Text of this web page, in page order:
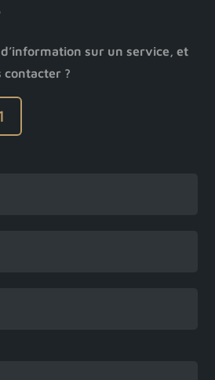
sur un service, et
contacter ?